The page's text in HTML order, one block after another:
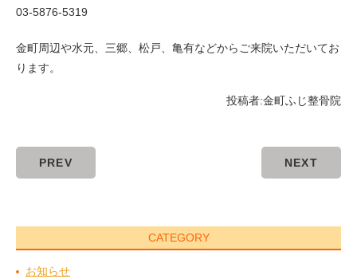
03-5876-5319
金町周辺や水元、三郷、松戸、亀有などからご来院いただいてお
ります。
投稿者:金町ふじ整骨院
PREV NEXT
CATEGORY
お知らせ